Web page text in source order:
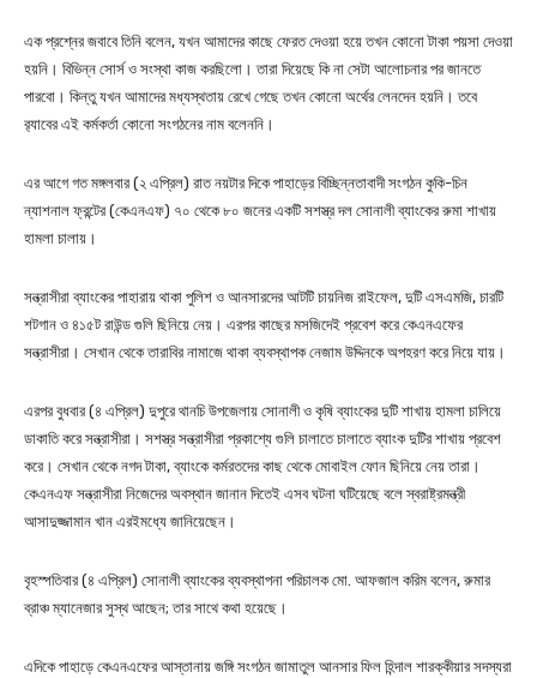
এক প্রশ্নের জবাবে তিনি বলেন, যখন আমাদের কাছে ফেরত দেওয়া হয়ে তখন কোনো টাকা পয়সা দেওয়া
হয়নি। বিভিন্ন সোর্স ও সংস্থা কাজ করছিলো। তারা দিয়েছে কি না সেটা আলোচনার পর জানতে
পারবো। কিন্তু যখন আমাদের মধ্যস্থতায় রেখে গেছে তখন কোনো অর্থের লেনদেন হয়নি। তবে
র‌্যাবের এই কর্মকর্তা কোনো সংগঠনের নাম বলেননি।
এর আগে গত মঙ্গলবার (২ এপ্রিল) রাত নয়টার দিকে পাহাড়ের বিচ্ছিন্নতাবাদী সংগঠন কুকি-চিন
ন্যাশনাল ফ্রন্টের (কেএনএফ) ৭০ থেকে ৮০ জনের একটি সশস্ত্র দল সোনালী ব্যাংকের রুমা শাখায়
হামলা চালায়।
সন্ত্রাসীরা ব্যাংকের পাহারায় থাকা পুলিশ ও আনসারদের আটটি চায়নিজ রাইফেল, দুটি এসএমজি, চারটি
শটগান ও ৪১৫ট রাউন্ড গুলি ছিনিয়ে নেয়। এরপর কাছের মসজিদেই প্রবেশ করে কেএনএফের
সন্ত্রাসীরা। সেখান থেকে তারাবির নামাজে থাকা ব্যবস্থাপক নেজাম উদ্দিনকে অপহরণ করে নিয়ে যায়।
এরপর বুধবার (৪ এপ্রিল) দুপুরে থানচি উপজেলায় সোনালী ও কৃষি ব্যাংকের দুটি শাখায় হামলা চালিয়ে
ডাকাতি করে সন্ত্রাসীরা। সশস্ত্র সন্ত্রাসীরা প্রকাশ্যে গুলি চালাতে চালাতে ব্যাংক দুটির শাখায় প্রবেশ
করে। সেখান থেকে নগদ টাকা, ব্যাংকে কর্মরতদের কাছ থেকে মোবাইল ফোন ছিনিয়ে নেয় তারা।
কেএনএফ সন্ত্রাসীরা নিজেদের অবস্থান জানান দিতেই এসব ঘটনা ঘটিয়েছে বলে স্বরাষ্ট্রমন্ত্রী
আসাদুজ্জামান খান এরইমধ্যে জানিয়েছেন।
বৃহস্পতিবার (৪ এপ্রিল) সোনালী ব্যাংকের ব্যবস্থাপনা পরিচালক মো. আফজাল করিম বলেন, রুমার
ব্রাঞ্চ ম্যানেজার সুস্থ আছেন; তার সাথে কথা হয়েছে।
এদিকে পাহাড়ে কেএনএফের আস্তানায় জঙ্গি সংগঠন জামাতুল আনসার ফিল হিন্দাল শারক্কীয়ার সদস্যরা